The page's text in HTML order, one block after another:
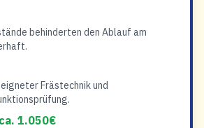
behinderten den Ablauf am
Frästechnik und
1.050€